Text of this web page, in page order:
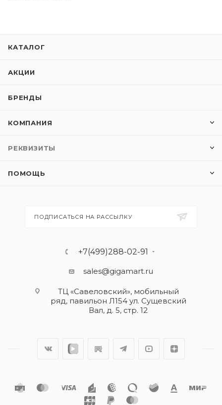
КАТАЛОГ
АКЦИИ
БРЕНДЫ
КОМПАНИЯ
РЕКВИЗИТЫ
ПОМОЩЬ
ПОДПИСАТЬСЯ НА РАССЫЛКУ
+7(499)288-02-91
sales@gigamart.ru
ТЦ «Савеловский», мобильный
ряд, павильон Л154 ул. Сущевский
Вал, д. 5, стр. 12